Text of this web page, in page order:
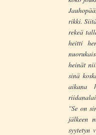
rikki.
rekeä
heitti
heinät
sinä
aikana
"Se on
jälkeen
syytetyn